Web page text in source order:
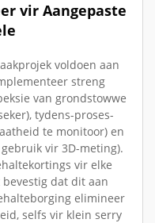
vir Aangepaste
voldoen aan
streng
van grondstowwe
tydens-proses-
te monitoor) en
vir 3D-meting).
vir elke
dat dit aan
elimineer
selfs vir klein serry